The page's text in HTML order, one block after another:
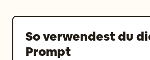
So verwendest du
Prompt